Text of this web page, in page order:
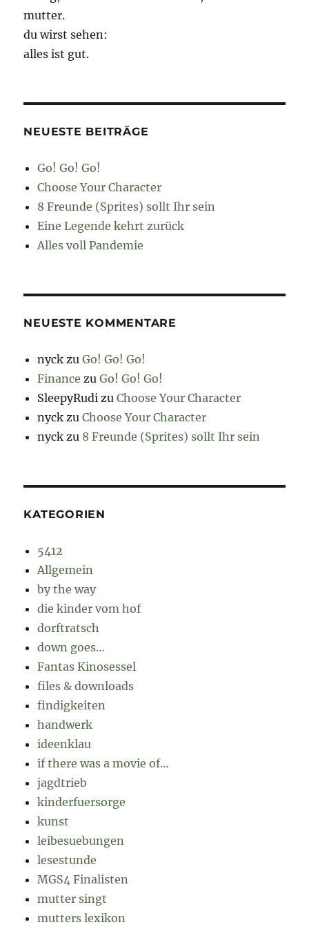
mutter.
du wirst sehen:
alles ist gut.
NEUESTE BEITRÄGE
Go! Go! Go!
Choose Your Character
8 Freunde (Sprites) sollt Ihr sein
Eine Legende kehrt zurück
Alles voll Pandemie
NEUESTE KOMMENTARE
nyck zuGo! Go! Go!
Finance zuGo! Go! Go!
SleepyRudi zuChoose Your Character
nyck zuChoose Your Character
nyck zu 8 Freunde (Sprites) sollt Ihr sein
KATEGORIEN
5412
Allgemein
by the way
die kinder vom hof
dorftratsch
down goes…
Fantas Kinosessel
files & downloads
findigkeiten
handwerk
ideenklau
if there was a movie of…
jagdtrieb
kinderfuersorge
kunst
leibesuebungen
lesestunde
MGS4 Finalisten
mutter singt
mutters lexikon